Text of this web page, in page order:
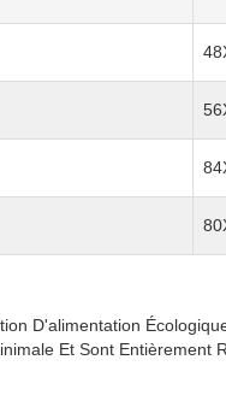
D'alimentation
Et Sont